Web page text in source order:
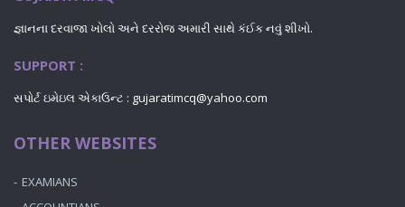
જ્ઞાનના દરવાજા ખોલો અને દરરોજ અમારી સાથે કંઈક નવું શીખો.
SUPPORT :
સપોર્ટ ઇમેઇલ એકાઉન્ટ : gujaratimcq@yahoo.com
OTHER WEBSITES
EXAMIANS